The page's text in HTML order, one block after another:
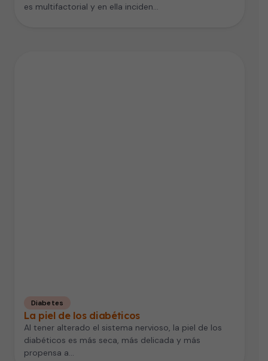
es multifactorial y en ella inciden…
Diabetes
La piel de los diabéticos
Al tener alterado el sistema nervioso, la piel de los
diabéticos es más seca, más delicada y más
propensa a…